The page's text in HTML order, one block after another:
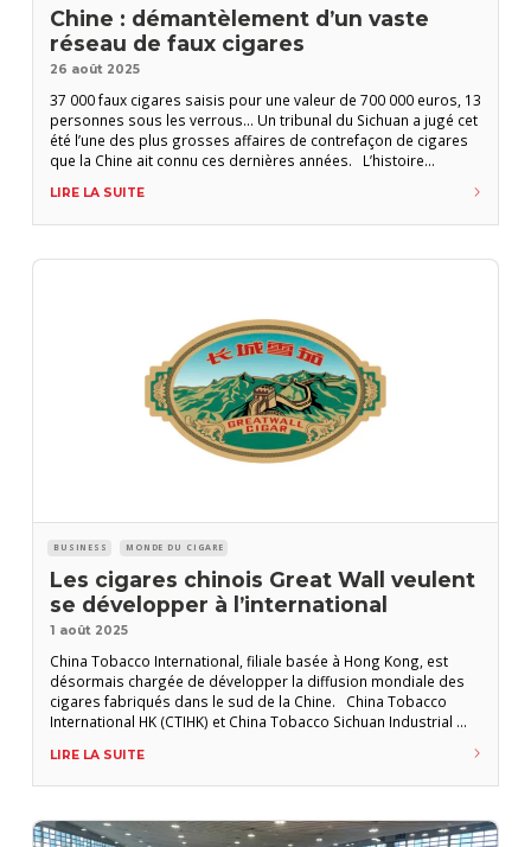
Chine : démantèlement d’un vaste
réseau de faux cigares
26 août 2025
37 000 faux cigares saisis pour une valeur de 700 000 euros, 13
personnes sous les verrous… Un tribunal du Sichuan a jugé cet
été l’une des plus grosses affaires de contrefaçon de cigares
que la Chine ait connu ces dernières années. L’histoire
l’inspection de routine d’un relais-colis du
LIRE LA SUITE
BUSINESS MONDE DU CIGARE
Les cigares chinois Great Wall veulent
se développer à l’international
1 août 2025
China Tobacco International, filiale basée à Hong Kong, est
désormais chargée de développer la diffusion mondiale des
cigares fabriqués dans le sud de la Chine. China Tobacco
International HK (CTIHK) et China Tobacco Sichuan Industrial
les cigares Great Wall fabriqués à l’usine de cigares Great Wall
(GW) de Shifang (sud
LIRE LA SUITE